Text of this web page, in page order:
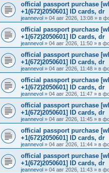
official passport purchase
+1(672)2050601] ID cards, dr
jeannevol » 04 авг 2026, 13:08 » в
official passport purchase
+1(672)2050601] ID cards, dr
jeannevol » 04 авг 2026, 11:50 » в
official passport purchase
+1(672)2050601] ID cards, dr
jeannevol » 04 авг 2026, 11:48 » в
official passport purchase
+1(672)2050601] ID cards, dr
jeannevol » 04 авг 2026, 11:47 » в
official passport purchase
+1(672)2050601] ID cards, dr
jeannevol » 04 авг 2026, 11:45 » в
official passport purchase
+1(672)2050601] ID cards, dr
jeannevol » 04 авг 2026, 11:44 » в
official passport purchase
+1(672)2050601] ID cards, dr
jeannevol » 04 авг 2026, 11:43 » в